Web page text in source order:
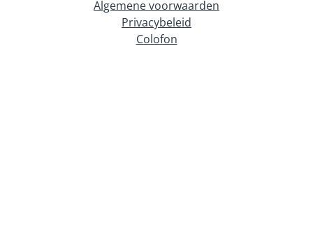
Algemene voorwaarden
Privacybeleid
Colofon